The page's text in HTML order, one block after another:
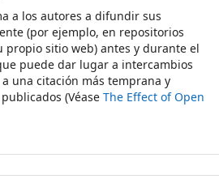
a los autores a difundir sus
(por ejemplo, en repositorios
propio sitio web) antes y durante el
puede dar lugar a intercambios
una citación más temprana y
(Véase The Effect of Open